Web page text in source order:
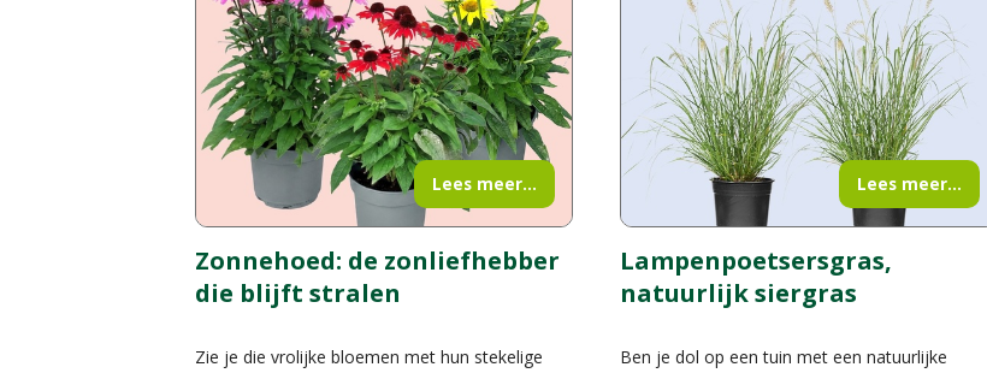
Zonnehoed: de zonliefhebber
die blijft stralen
Zie je die vrolijke bloemen met hun stekelige
Lees meer...
Lampenpoetsersgras,
natuurlijk siergras
Ben je dol op een tuin met een natuurlijke
Lees meer...